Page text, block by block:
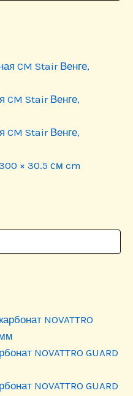
CM Stair Венге,
CM Stair Венге,
× 30.5 см cm
NOVATTRO GUARD
NOVATTRO GUARD